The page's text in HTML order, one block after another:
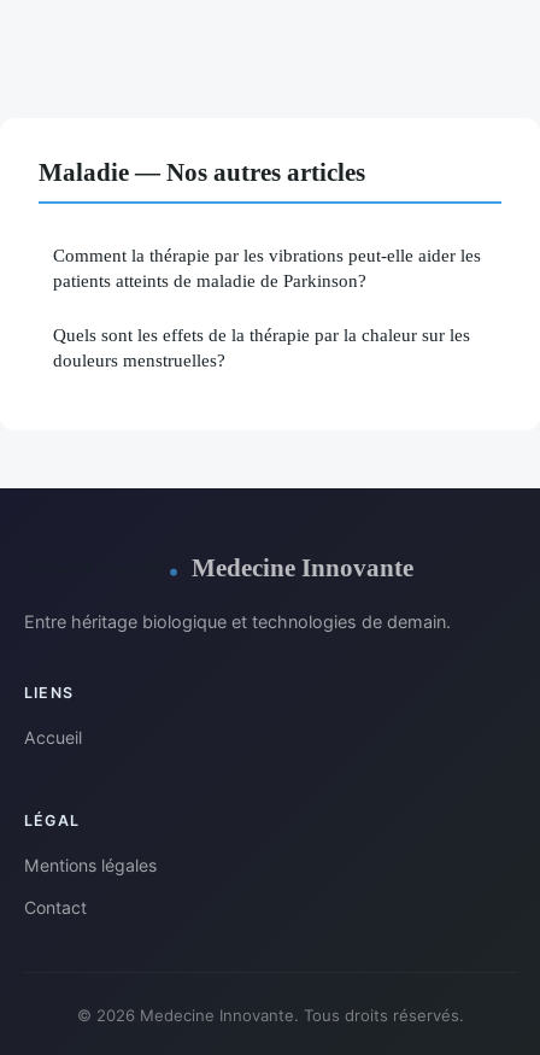
Maladie — Nos autres articles
Comment la thérapie par les vibrations peut-elle aider les
patients atteints de maladie de Parkinson?
Quels sont les effets de la thérapie par la chaleur sur les
douleurs menstruelles?
Medecine Innovante
Entre héritage biologique et technologies de demain.
LIENS
Accueil
LÉGAL
Mentions légales
Contact
© 2026 Medecine Innovante. Tous droits réservés.